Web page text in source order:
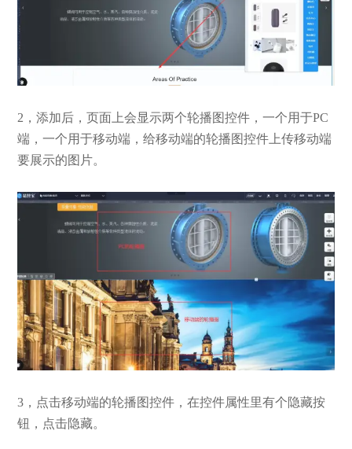
2，添加后，页面上会显示两个轮播图控件，一个用于PC
端，一个用于移动端，给移动端的轮播图控件上传移动端
要展示的图片。
3，点击移动端的轮播图控件，在控件属性里有个隐藏按
钮，点击隐藏。